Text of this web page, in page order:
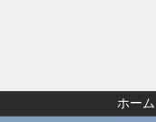
ホーム